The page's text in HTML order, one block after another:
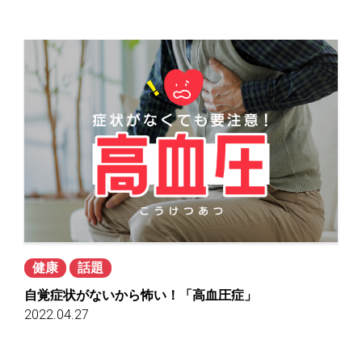
健康
話題
自覚症状がないから怖い！「高血圧症」
2022.04.27